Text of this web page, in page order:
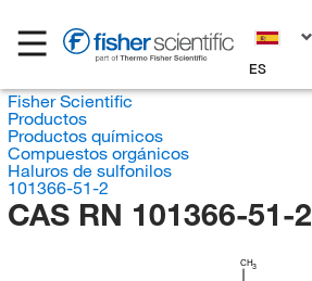
ES
Fisher Scientific
Productos
Productos químicos
Compuestos orgánicos
Haluros de sulfonilos
101366-51-2
CAS RN 101366-51-2
CH3